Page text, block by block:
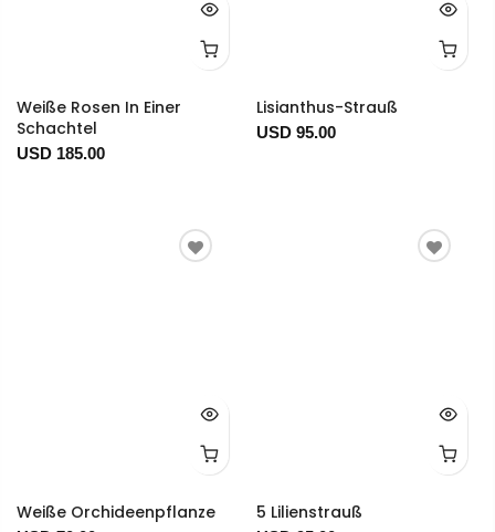
Weiße Rosen In Einer
Schachtel
USD 185.00
Lisianthus-Strauß
USD 95.00
Weiße Orchideenpflanze 5 Lilienstrauß